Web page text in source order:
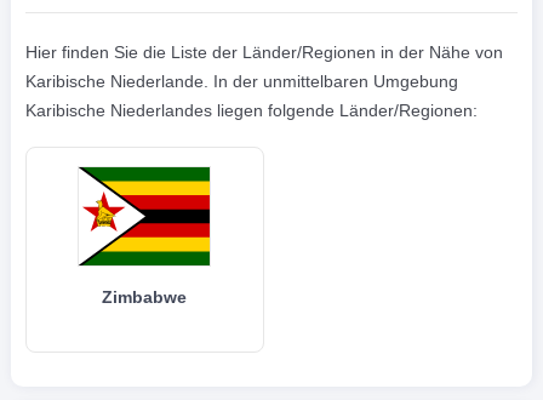
Hier finden Sie die Liste der Länder/Regionen in der Nähe von
Karibische Niederlande. In der unmittelbaren Umgebung
Karibische Niederlandes liegen folgende Länder/Regionen:
Zimbabwe